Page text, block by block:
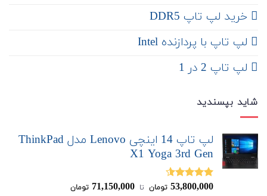
خرید لپ تاپ DDR5
لپ تاپ با پردازنده Intel
لپ تاپ 2 در 1
شاید بپسندید
لپ تاپ 14 اینچی Lenovo مدل ThinkPad
X1 Yoga 3rd Gen
نمره4.50
53,800,000 تومان ‌ تا ‌ 71,150,000 تومان